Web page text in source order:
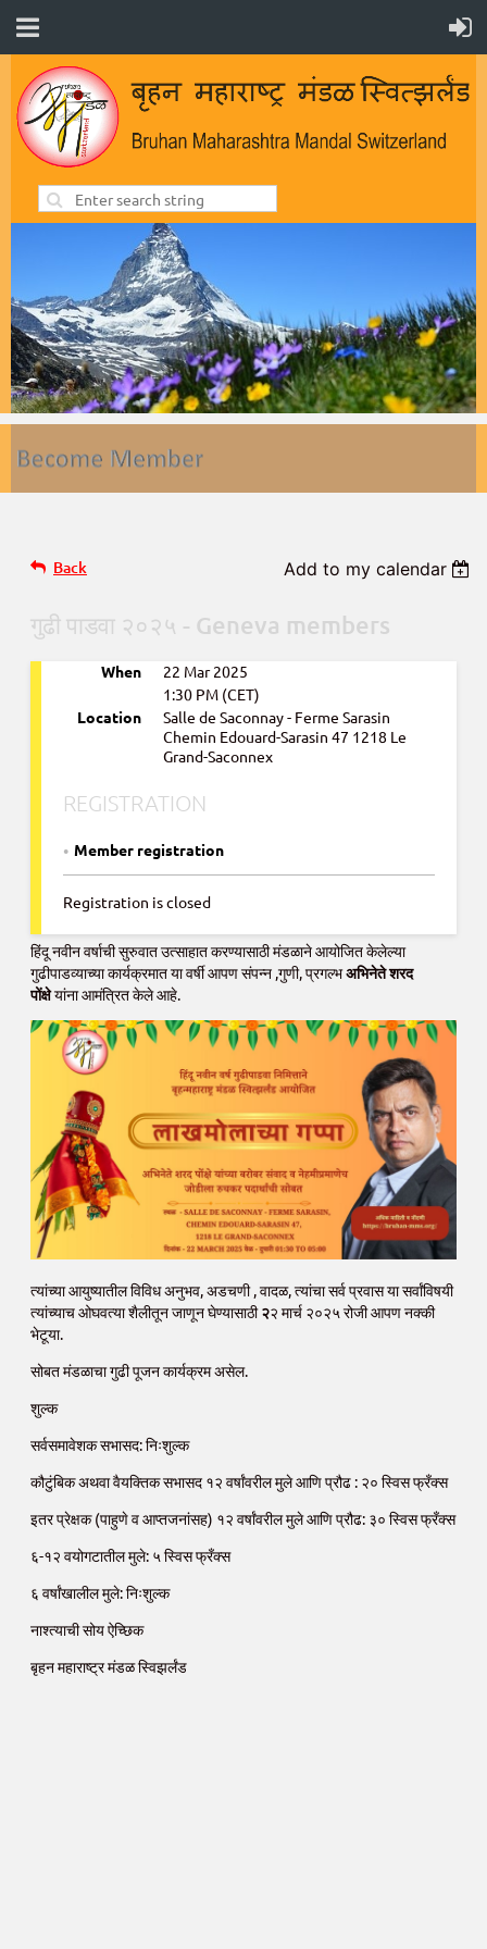
Back Add to my calendar
गुढी पाडवा २०२५ - Geneva members
When
22 Mar 2025
1:30 PM (CET)
Location
Salle de Saconnay - Ferme Sarasin
Chemin Edouard-Sarasin 47 1218 Le
Grand-Saconnex
REGISTRATION
Member registration
Registration is closed
हिंदू नवीन वर्षाची सुरुवात उत्साहात करण्यासाठी मंडळाने आयोजित केलेल्या
गुढीपाडव्याच्या कार्यक्रमात या वर्षी आपण संपन्न ,गुणी, प्रगल्भअभिनेते शरद
पोंक्षेयांना आमंत्रित केले आहे.
त्यांच्या आयुष्यातील विविध अनुभव, अडचणी , वादळ, त्यांचा सर्व प्रवास या सर्वांविषयी
त्यांच्याच ओघवत्या शैलीतून जाणून घेण्यासाठी२२ मार्च २०२५ रोजी आपण नक्की
भेटूया.
सोबत मंडळाचा गुढी पूजन कार्यक्रम असेल.
शुल्क
सर्वसमावेशक सभासद: निःशुल्क
कौटुंबिक अथवा वैयक्तिक सभासद १२ वर्षांवरील मुले आणि प्रौढ : २० स्विस फ्रँक्स
इतर प्रेक्षक (पाहुणे व आप्तजनांसह) १२ वर्षांवरील मुले आणि प्रौढ: ३० स्विस फ्रँक्स
६-१२ वयोगटातील मुले: ५ स्विस फ्रँक्स
६ वर्षांखालील मुले: निःशुल्क
नाश्त्याची सोय ऐच्छिक
बृहन महाराष्ट्र मंडळ स्विझर्लंड